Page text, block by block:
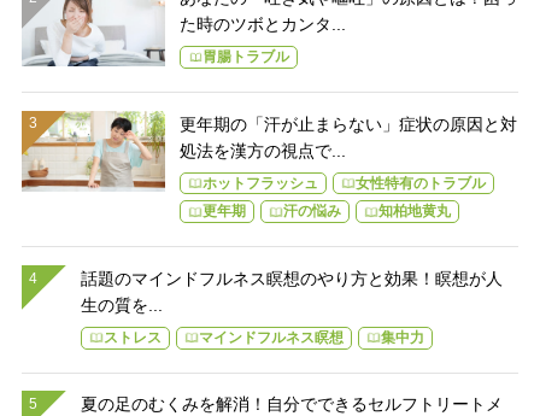
た時のツボとカンタ...
胃腸トラブル
更年期の「汗が止まらない」症状の原因と対
処法を漢方の視点で...
ホットフラッシュ
女性特有のトラブル
更年期
汗の悩み 知柏地黄丸
話題のマインドフルネス瞑想のやり方と効果！瞑想が人
生の質を...
ストレス マインドフルネス瞑想 集中力
夏の足のむくみを解消！自分でできるセルフトリートメ